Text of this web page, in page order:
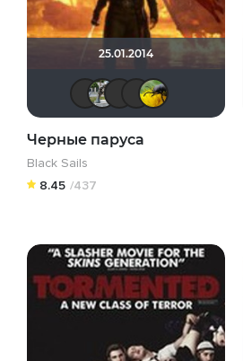
25.01.2014
Macellaio
Черные паруса
Black Sails
8.45 /437